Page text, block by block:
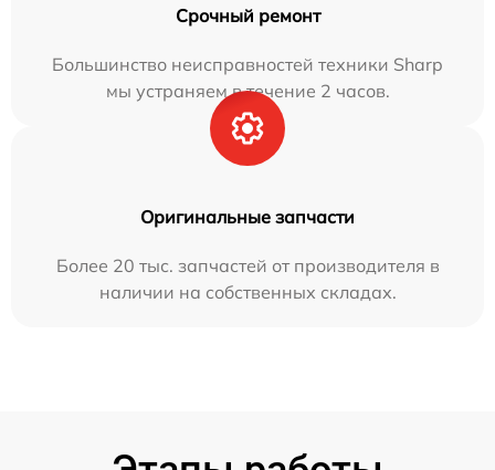
Срочный ремонт
Большинство неисправностей техники Sharp
мы устраняем в течение 2 часов.
Оригинальные запчасти
Более 20 тыс. запчастей от производителя в
наличии на собственных складах.